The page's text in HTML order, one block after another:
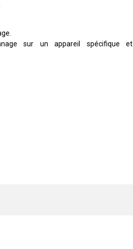
sur un appareil spécifique et